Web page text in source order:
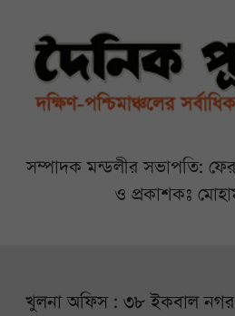
সম্পাদক মন্ডলীর সভাপতি:
ও প্রকাশকঃ
খুলনা অফিস : ৩৮ ইকবাল